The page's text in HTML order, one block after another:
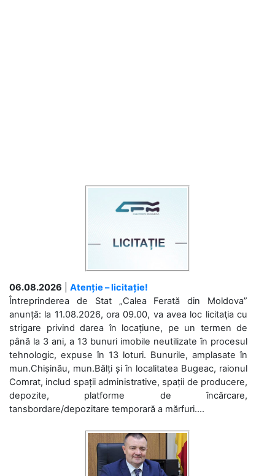
06.08.2026
Atenție – licitație!
Întreprinderea de Stat „Calea Ferată din Moldova”
anunță: la 11.08.2026, ora 09.00, va avea loc licitaţia cu
strigare privind darea în locațiune, pe un termen de
până la 3 ani, a 13 bunuri imobile neutilizate în procesul
tehnologic, expuse în 13 loturi. Bunurile, amplasate în
mun.Chișinău, mun.Bălți și în localitatea Bugeac, raionul
Comrat, includ spații administrative, spații de producere,
depozite, platforme de încărcare,
tansbordare/depozitare temporară a mărfuri....